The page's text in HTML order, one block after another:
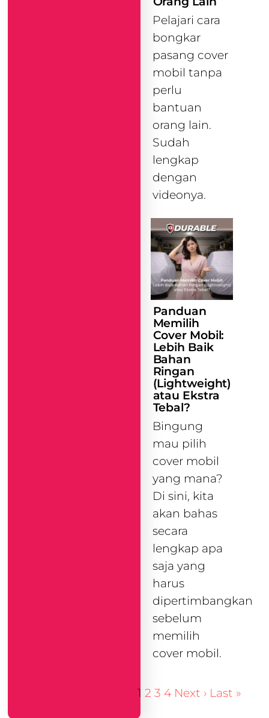
Pelajari cara
bongkar
pasang cover
mobil tanpa
perlu
bantuan
orang lain.
Sudah
lengkap
dengan
videonya.
Panduan
Memilih
Cover Mobil:
Lebih Baik
Bahan
Ringan
(Lightweight)
atau Ekstra
Tebal?
Bingung
mau pilih
cover mobil
yang mana?
Di sini, kita
akan bahas
secara
lengkap apa
saja yang
harus
dipertimbangkan
sebelum
memilih
cover mobil.
1 2 3 4 Next › Last »